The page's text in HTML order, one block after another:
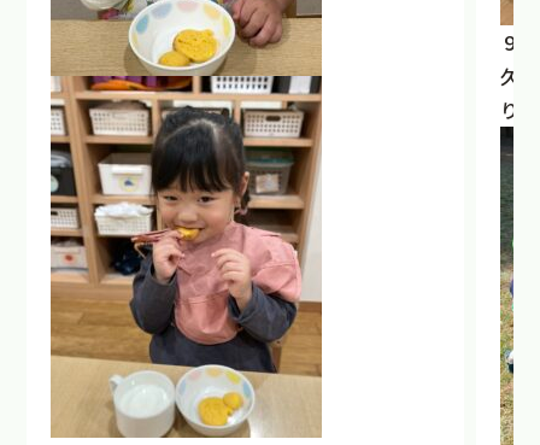
９
久
り